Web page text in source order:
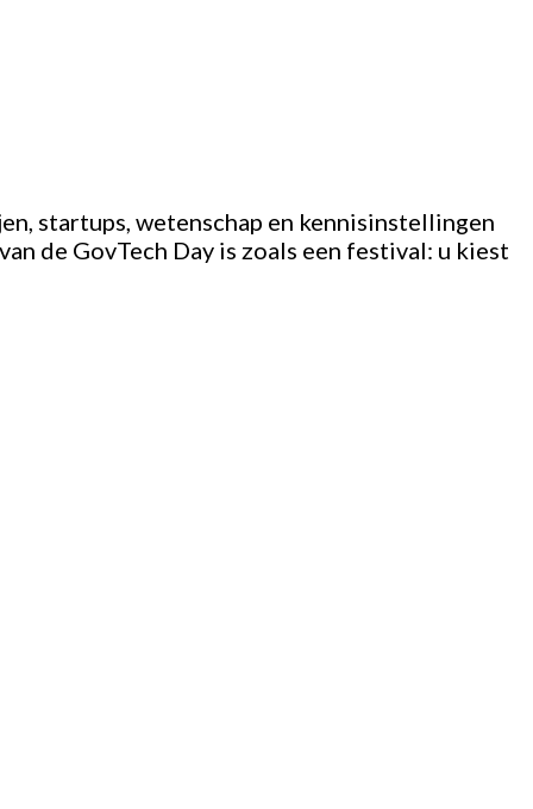
startups, wetenschap en kennisinstellingen
de GovTech Day is zoals een festival: u kiest